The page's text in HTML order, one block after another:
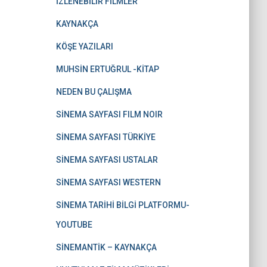
KAYNAKÇA
KÖŞE YAZILARI
MUHSİN ERTUĞRUL -KİTAP
NEDEN BU ÇALIŞMA
SİNEMA SAYFASI FILM NOIR
SİNEMA SAYFASI TÜRKİYE
SİNEMA SAYFASI USTALAR
SİNEMA SAYFASI WESTERN
SİNEMA TARİHİ BİLGİ PLATFORMU-
YOUTUBE
SİNEMANTİK – KAYNAKÇA